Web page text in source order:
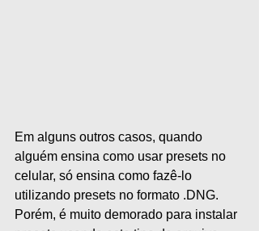
Em alguns outros casos, quando
alguém ensina como usar presets no
celular, só ensina como fazê-lo
utilizando presets no formato .DNG.
Porém, é muito demorado para instalar